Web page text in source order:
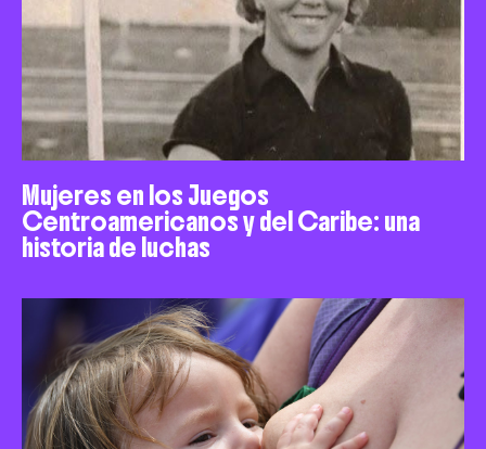
Mujeres en los Juegos
Centroamericanos y del Caribe: una
historia de luchas